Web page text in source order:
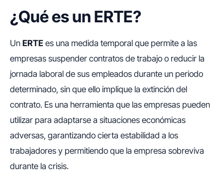
¿Qué es un ERTE?
Un ERTE es una medida temporal que permite a las
empresas suspender contratos de trabajo o reducir la
jornada laboral de sus empleados durante un periodo
determinado, sin que ello implique la extinción del
contrato. Es una herramienta que las empresas pueden
utilizar para adaptarse a situaciones económicas
adversas, garantizando cierta estabilidad a los
trabajadores y permitiendo que la empresa sobreviva
durante la crisis.